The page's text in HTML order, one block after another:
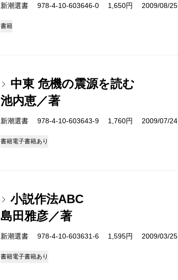
新潮選書 978-4-10-603646-0 1,650円 2009/08/25
書籍
中東 危機の震源を読む
池内恵／著
新潮選書 978-4-10-603643-9 1,760円 2009/07/24
書籍電子書籍あり
小説作法ABC
島田雅彦／著
新潮選書 978-4-10-603631-6 1,595円 2009/03/25
書籍電子書籍あり